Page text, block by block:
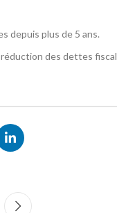
depuis plus de 5 ans.
réduction des dettes